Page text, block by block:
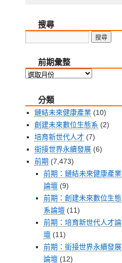
搜尋
前期彙整
前
整
分類
鏈結未來健康產業 (10)
創建未來數位生態系 (2)
培育新世代人才 (7)
銜接世界永續發展 (6)
前期 (7,473)
前期：鏈結未來健康產業
論壇 (9)
前期：創建未來數位生態
系論壇 (11)
前期：培育新世代人才論
壇 (11)
前期：銜接世界永續發展
論壇 (12)